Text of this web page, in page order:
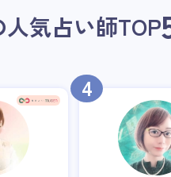
気占い師TOP
4